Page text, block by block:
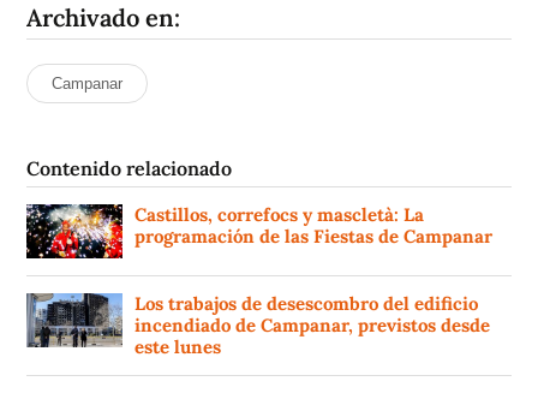
Archivado en:
Campanar
Contenido relacionado
Castillos, correfocs y mascletà: La
programación de las Fiestas de Campanar
Los trabajos de desescombro del edificio
incendiado de Campanar, previstos desde
este lunes